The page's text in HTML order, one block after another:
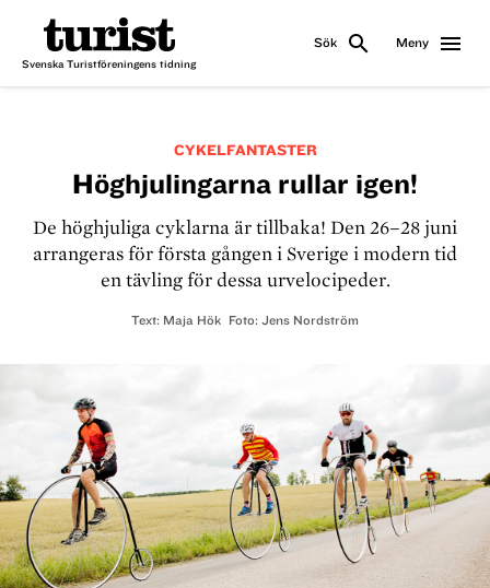
Svenska Turistföreningens tidning
Sök search Meny menu
CYKELFANTASTER
Höghjulingarna rullar igen!
De höghjuliga cyklarna är tillbaka! Den 26–28 juni
arrangeras för första gången i Sverige i modern tid
en tävling för dessa urvelocipeder.
Text: Maja Hök Foto: Jens Nordström